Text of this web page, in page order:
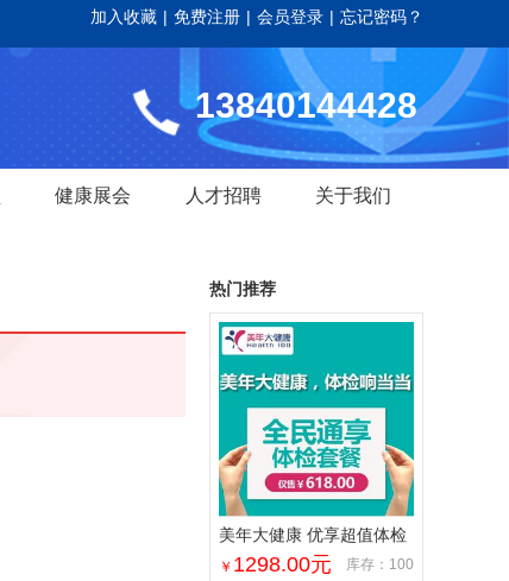
加入收藏 | 免费注册 | 会员登录 | 忘记密码？
13840144428
健康展会 人才招聘 关于我们
热门推荐
美年大健康 优享超值体检
套餐 中青年 家人精英白领
￥ 1298.00元 库存：100